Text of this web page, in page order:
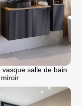
vasque salle de bain